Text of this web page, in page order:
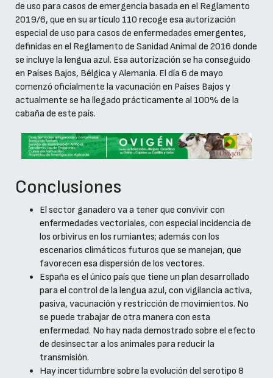
de uso para casos de emergencia basada en el Reglamento
2019/6, que en su artículo 110 recoge esa autorización
especial de uso para casos de enfermedades emergentes,
definidas en el Reglamento de Sanidad Animal de 2016 donde
se incluye la lengua azul. Esa autorización se ha conseguido
en Países Bajos, Bélgica y Alemania. El día 6 de mayo
comenzó oficialmente la vacunación en Países Bajos y
actualmente se ha llegado prácticamente al 100% de la
cabaña de este país.
Conclusiones
El sector ganadero va a tener que convivir con
enfermedades vectoriales, con especial incidencia de
los orbivirus en los rumiantes; además con los
escenarios climáticos futuros que se manejan, que
favorecen esa dispersión de los vectores.
España es el único país que tiene un plan desarrollado
para el control de la lengua azul, con vigilancia activa,
pasiva, vacunación y restricción de movimientos. No
se puede trabajar de otra manera con esta
enfermedad. No hay nada demostrado sobre el efecto
de desinsectar a los animales para reducir la
transmisión.
Hay incertidumbre sobre la evolución del serotipo 8